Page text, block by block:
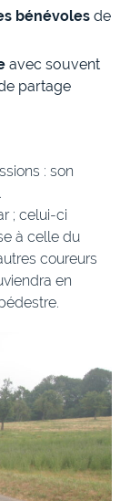
bénévoles de
avec souvent
partage
: son
; celui-ci
à celle du
coureurs
en